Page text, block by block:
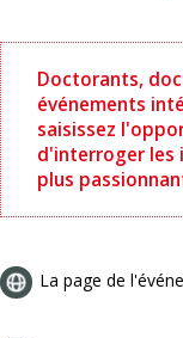
Doctorants,
événements
saisissez
d'interroger les
plus
La page de